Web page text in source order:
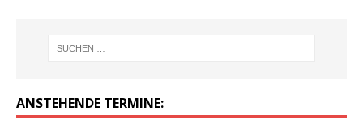
ANSTEHENDE TERMINE: